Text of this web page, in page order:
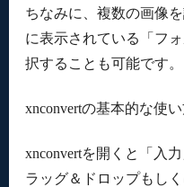
ちなみに、複数の画像
に表示されている「フ
択することも可能です。
xnconvertの基本的な使
xnconvertを開くと「入
ラッグ＆ドロップもし